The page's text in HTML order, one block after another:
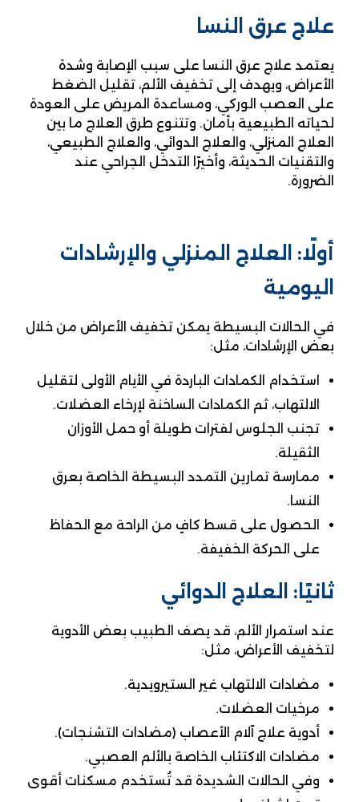
علاج عرق النسا
يعتمد علاج عرق النسا على سبب الإصابة وشدة
الأعراض، ويهدف إلى تخفيف الألم، تقليل الضغط
على العصب الوركي، ومساعدة المريض على العودة
لحياته الطبيعية بأمان. وتتنوع طرق العلاج ما بين
العلاج المنزلي، والعلاج الدوائي، والعلاج الطبيعي،
والتقنيات الحديثة، وأخيرًا التدخل الجراحي عند
الضرورة.
أولًا: العلاج المنزلي والإرشادات
اليومية
في الحالات البسيطة يمكن تخفيف الأعراض من خلال
بعض الإرشادات، مثل:
استخدام الكمادات الباردة في الأيام الأولى لتقليل
الالتهاب، ثم الكمادات الساخنة لإرخاء العضلات.
تجنب الجلوس لفترات طويلة أو حمل الأوزان
الثقيلة.
ممارسة تمارين التمدد البسيطة الخاصة بعرق
النسا.
الحصول على قسط كافٍ من الراحة مع الحفاظ
على الحركة الخفيفة.
ثانيًا: العلاج الدوائي
عند استمرار الألم، قد يصف الطبيب بعض الأدوية
لتخفيف الأعراض، مثل:
مضادات الالتهاب غير الستيرويدية.
مرخيات العضلات.
أدوية علاج آلام الأعصاب (مضادات التشنجات).
مضادات الاكتئاب الخاصة بالألم العصبي.
وفي الحالات الشديدة قد تُستخدم مسكنات أقوى